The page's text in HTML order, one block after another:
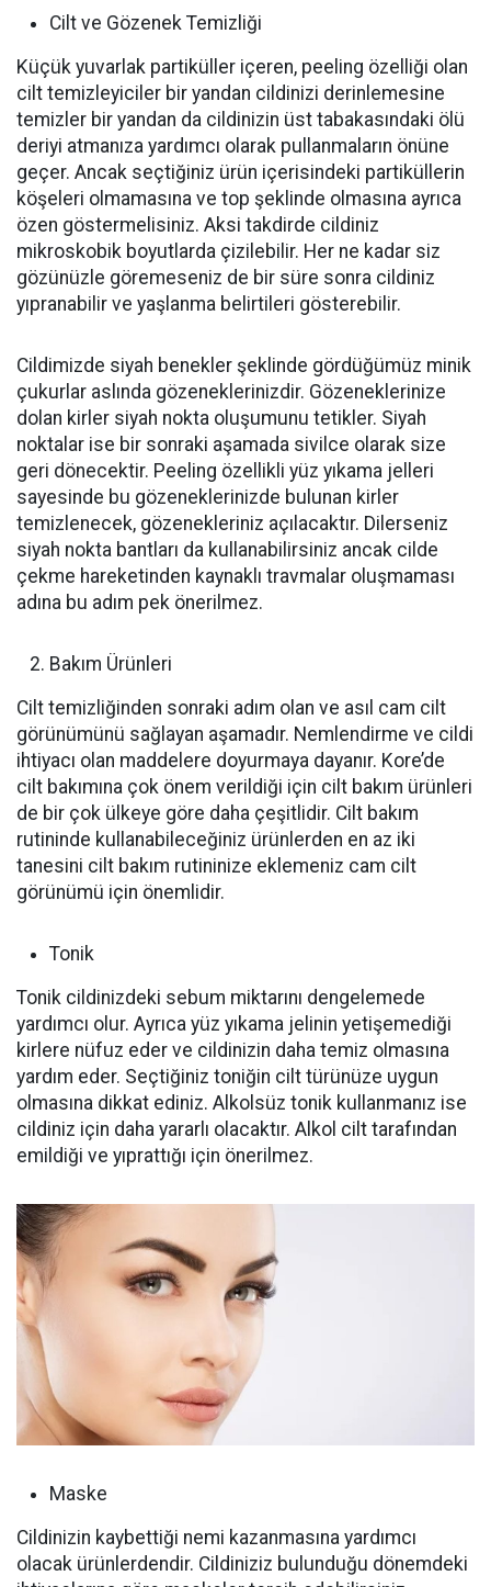
Cilt ve Gözenek Temizliği
Küçük yuvarlak partiküller içeren, peeling özelliği olan
cilt temizleyiciler bir yandan cildinizi derinlemesine
temizler bir yandan da cildinizin üst tabakasındaki ölü
deriyi atmanıza yardımcı olarak pullanmaların önüne
geçer. Ancak seçtiğiniz ürün içerisindeki partiküllerin
köşeleri olmamasına ve top şeklinde olmasına ayrıca
özen göstermelisiniz. Aksi takdirde cildiniz
mikroskobik boyutlarda çizilebilir. Her ne kadar siz
gözünüzle göremeseniz de bir süre sonra cildiniz
yıpranabilir ve yaşlanma belirtileri gösterebilir.
Cildimizde siyah benekler şeklinde gördüğümüz minik
çukurlar aslında gözeneklerinizdir. Gözeneklerinize
dolan kirler siyah nokta oluşumunu tetikler. Siyah
noktalar ise bir sonraki aşamada sivilce olarak size
geri dönecektir. Peeling özellikli yüz yıkama jelleri
sayesinde bu gözeneklerinizde bulunan kirler
temizlenecek, gözenekleriniz açılacaktır. Dilerseniz
siyah nokta bantları da kullanabilirsiniz ancak cilde
çekme hareketinden kaynaklı travmalar oluşmaması
adına bu adım pek önerilmez.
Bakım Ürünleri
Cilt temizliğinden sonraki adım olan ve asıl cam cilt
görünümünü sağlayan aşamadır. Nemlendirme ve cildi
ihtiyacı olan maddelere doyurmaya dayanır. Kore’de
cilt bakımına çok önem verildiği için cilt bakım ürünleri
de bir çok ülkeye göre daha çeşitlidir. Cilt bakım
rutininde kullanabileceğiniz ürünlerden en az iki
tanesini cilt bakım rutininize eklemeniz cam cilt
görünümü için önemlidir.
Tonik
Tonik cildinizdeki sebum miktarını dengelemede
yardımcı olur. Ayrıca yüz yıkama jelinin yetişemediği
kirlere nüfuz eder ve cildinizin daha temiz olmasına
yardım eder. Seçtiğiniz toniğin cilt türünüze uygun
olmasına dikkat ediniz. Alkolsüz tonik kullanmanız ise
cildiniz için daha yararlı olacaktır. Alkol cilt tarafından
emildiği ve yıprattığı için önerilmez.
Maske
Cildinizin kaybettiği nemi kazanmasına yardımcı
olacak ürünlerdendir. Cildiniziz bulunduğu dönemdeki